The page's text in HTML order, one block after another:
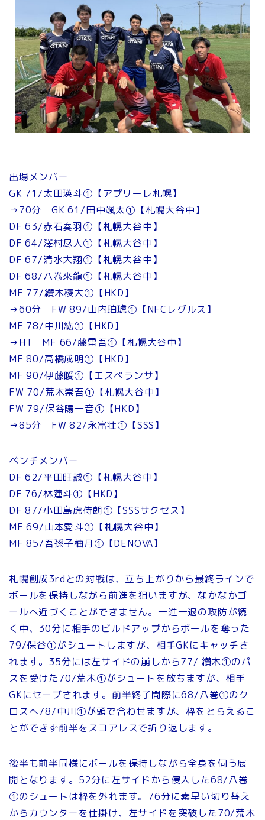
出場メンバー
GK 71/太田瑛斗①【アプリーレ札幌】
→70分 GK 61/田中颯太①【札幌大谷中】
DF 63/赤石奏羽①【札幌大谷中】
DF 64/澤村尽人①【札幌大谷中】
DF 67/清水大翔①【札幌大谷中】
DF 68/八巻來龍①【札幌大谷中】
MF 77/纉木稜大①【HKD】
→60分 FW 89/山内珀琥①【NFCレグルス】
MF 78/中川紘①【HKD】
→HT MF 66/藤雷吾①【札幌大谷中】
MF 80/高橋成明①【HKD】
MF 90/伊藤暖①【エスペランサ】
FW 70/荒木崇吾①【札幌大谷中】
FW 79/保谷陽一音①【HKD】
→85分 FW 82/永富壮①【SSS】
ベンチメンバー
DF 62/平田旺誠①【札幌大谷中】
DF 76/林蓮斗①【HKD】
DF 87/小田島虎侍朗①【SSSサクセス】
MF 69/山本愛斗①【札幌大谷中】
MF 85/吾孫子柚月①【DENOVA】
札幌創成3rdとの対戦は、立ち上がりから最終ラインで
ボールを保持しながら前進を狙いますが、なかなかゴ
ールへ近づくことができません。一進一退の攻防が続
く中、30分に相手のビルドアップからボールを奪った
79/保谷①がシュートしますが、相手GKにキャッチさ
れます。35分には左サイドの崩しから77/ 纉木①のパ
スを受けた70/荒木①がシュートを放ちますが、相手
GKにセーブされます。前半終了間際に68/八巻①のク
ロスへ78/中川①が頭で合わせますが、枠をとらえるこ
とができず前半をスコアレスで折り返します。
後半も前半同様にボールを保持しながら全身を伺う展
開となります。52分に左サイドから侵入した68/八巻
①のシュートは枠を外れます。76分に素早い切り替え
からカウンターを仕掛け、左サイドを突破した70/荒木